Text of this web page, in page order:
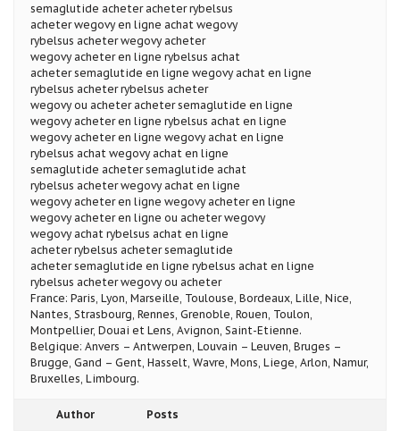
semaglutide acheter acheter rybelsus
acheter wegovy en ligne achat wegovy
rybelsus acheter wegovy acheter
wegovy acheter en ligne rybelsus achat
acheter semaglutide en ligne wegovy achat en ligne
rybelsus acheter rybelsus acheter
wegovy ou acheter acheter semaglutide en ligne
wegovy acheter en ligne rybelsus achat en ligne
wegovy acheter en ligne wegovy achat en ligne
rybelsus achat wegovy achat en ligne
semaglutide acheter semaglutide achat
rybelsus acheter wegovy achat en ligne
wegovy acheter en ligne wegovy acheter en ligne
wegovy acheter en ligne ou acheter wegovy
wegovy achat rybelsus achat en ligne
acheter rybelsus acheter semaglutide
acheter semaglutide en ligne rybelsus achat en ligne
rybelsus acheter wegovy ou acheter
France: Paris, Lyon, Marseille, Toulouse, Bordeaux, Lille, Nice,
Nantes, Strasbourg, Rennes, Grenoble, Rouen, Toulon,
Montpellier, Douai et Lens, Avignon, Saint-Etienne.
Belgique: Anvers – Antwerpen, Louvain – Leuven, Bruges –
Brugge, Gand – Gent, Hasselt, Wavre, Mons, Liege, Arlon, Namur,
Bruxelles, Limbourg.
Author Posts